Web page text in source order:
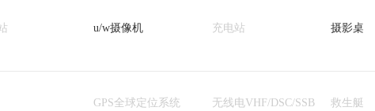
u/w摄像机 充电站 摄影桌
GPS全球定位系统 无线电VHF/DSC/SSB 救生艇